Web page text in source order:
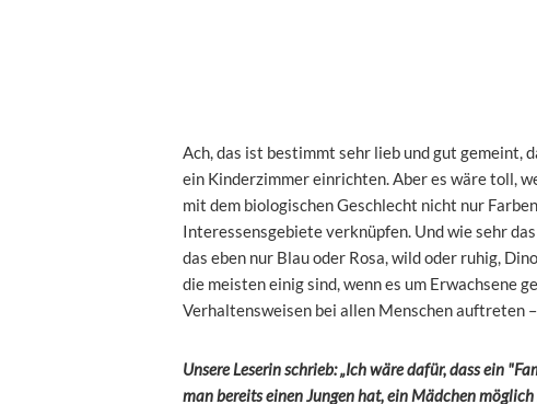
Ach, das ist bestimmt sehr lieb und gut gemeint,
ein Kinderzimmer einrichten. Aber es wäre toll,
mit dem biologischen Geschlecht nicht nur
Interessensgebiete verknüpfen. Und wie sehr
das eben nur Blau oder Rosa, wild oder ruhig,
die meisten einig sind, wenn es um Erwachsene
Verhaltensweisen bei allen Menschen auftreten
Unsere Leserin schrieb: „Ich wäre dafür, dass ein
man bereits einen Jungen hat, ein Mädchen